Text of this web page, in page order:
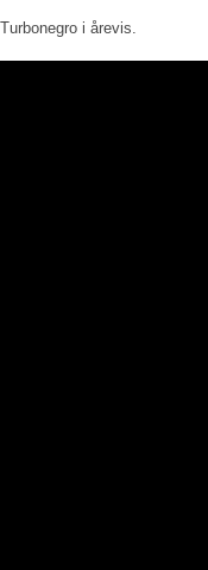
i årevis.